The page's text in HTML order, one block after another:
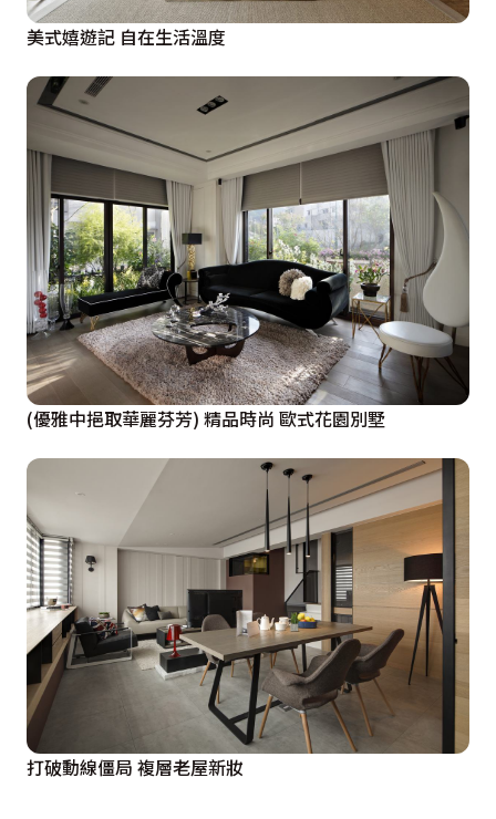
美式嬉遊記 自在生活溫度
(優雅中挹取華麗芬芳) 精品時尚 歐式花園別墅
打破動線僵局 複層老屋新妝